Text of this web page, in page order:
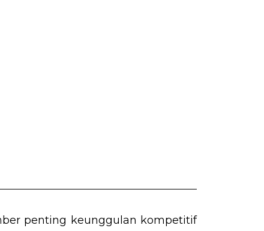
penting keunggulan kompetitif